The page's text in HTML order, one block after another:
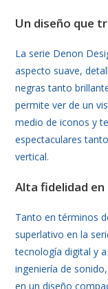
Un diseño que
La serie Denon
aspecto suave,
negras tanto
permite ver de un
medio de iconos y
espectaculares
vertical.
Alta fidelidad
Tanto en términos
superlativo en la
tecnología digital y
ingeniería de
en un diseño